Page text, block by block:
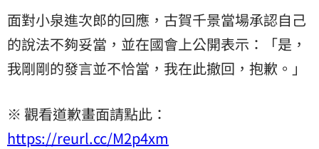
面對小泉進次郎的回應，古賀千景當場承認自己
的說法不夠妥當，並在國會上公開表示：「是，
我剛剛的發言並不恰當，我在此撤回，抱歉。」
※ 觀看道歉畫面請點此：
https://reurl.cc/M2p4xm